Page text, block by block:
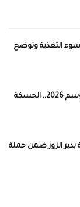
التغذية وتوضح
قفزة في إنتاج القمح السوري خلال موسم 2026.. الحسكة
بدير الزور ضمن حملة